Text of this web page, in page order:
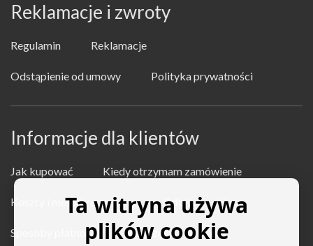
Reklamacje i zwroty
Regulamin Reklamacje
Odstąpienie od umowy Polityka prywatności
Informacje dla klientów
Jak kupować Kiedy otrzymam zamówienie
Koszty i metody dostawy Odbiór osobisty
Sposoby płatności Najczęstsze pytania
Ta witryna używa
plików cookie